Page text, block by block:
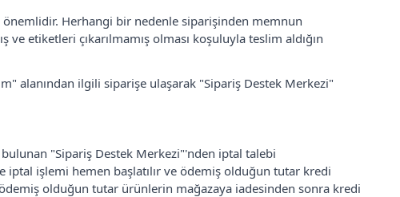
Herhangi bir nedenle siparişinden memnun
etiketleri çıkarılmamış olması koşuluyla teslim aldığın
alanından ilgili siparişe ulaşarak "Sipariş Destek Merkezi"
"Sipariş Destek Merkezi"'nden iptal talebi
işlemi hemen başlatılır ve ödemiş olduğun tutar kredi
olduğun tutar ürünlerin mağazaya iadesinden sonra kredi